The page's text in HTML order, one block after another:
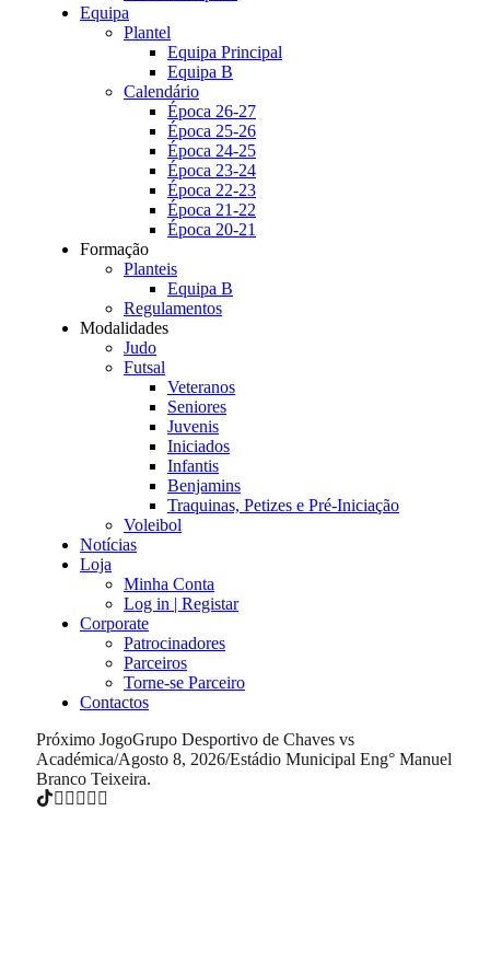
Equipa
Plantel
Equipa Principal
Equipa B
Calendário
Época 26-27
Época 25-26
Época 24-25
Época 23-24
Época 22-23
Época 21-22
Época 20-21
Formação
Planteis
Equipa B
Regulamentos
Modalidades
Judo
Futsal
Veteranos
Seniores
Juvenis
Iniciados
Infantis
Benjamins
Traquinas, Petizes e Pré-Iniciação
Voleibol
Notícias
Loja
Minha Conta
Log in | Registar
Corporate
Patrocinadores
Parceiros
Torne-se Parceiro
Contactos
Próximo JogoGrupo Desportivo de Chaves vs
Académica/Agosto 8, 2026/Estádio Municipal Eng° Manuel
Branco Teixeira.